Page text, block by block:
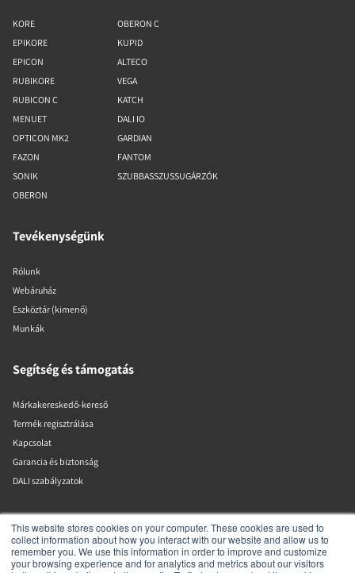
This website stores cookies on your computer. These cookies are used to
collect information about how you interact with our website and allow us to
remember you. We use this information in order to improve and customize
your browsing experience and for analytics and metrics about our visitors
KORE
EPIKORE
EPICON
RUBIKORE
RUBICON C
MENUET
OPTICON MK2
FAZON
SONIK
OBERON
OBERON C
KUPID
ALTECO
VEGA
KATCH
DALI IO
GARDIAN
FANTOM
SZUBBASSZUSSUGÁRZÓK
Tevékenységünk
Rólunk
Webáruház
Eszköztár (kimenő)
Munkák
Segítség és támogatás
Márkakereskedő-kereső
Termék regisztrálása
Kapcsolat
Garancia és biztonság
DALI szabályzatok
DALI A/S
Dali Allé 1
Nørager